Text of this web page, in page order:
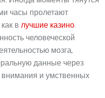
часы пролетают
влучшие казино.
человеческой
мозга,
данные через
внимания и умственных